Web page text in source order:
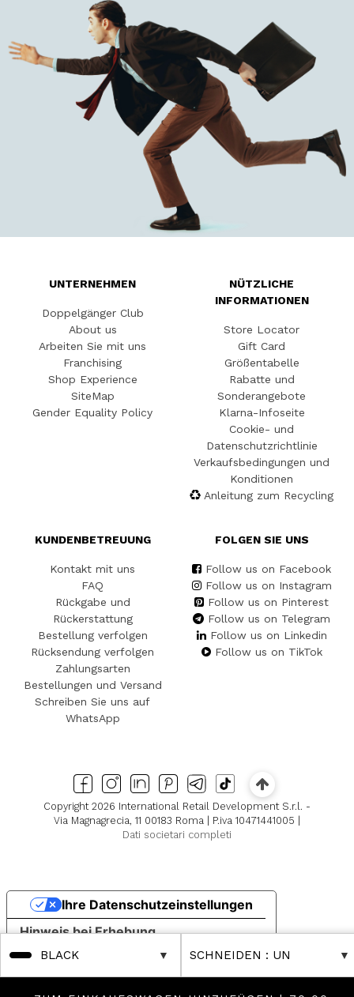
BLACK SCHNEIDEN : UN
UNTERNEHMEN
Doppelgänger Club
About us
Arbeiten Sie mit uns
Franchising
Shop Experience
SiteMap
Gender Equality Policy
NÜTZLICHE
INFORMATIONEN
Store Locator
Gift Card
Größentabelle
Rabatte und
Sonderangebote
Klarna-Infoseite
Cookie- und
Datenschutzrichtlinie
Verkaufsbedingungen und
Konditionen
Anleitung zum Recycling
KUNDENBETREUUNG
Kontakt mit uns
FAQ
Rückgabe und
Rückerstattung
Bestellung verfolgen
Rücksendung verfolgen
Zahlungsarten
Bestellungen und Versand
Schreiben Sie uns auf
WhatsApp
FOLGEN SIE UNS
Follow us on Facebook
Follow us on Instagram
Follow us on Pinterest
Follow us on Telegram
Follow us on Linkedin
Follow us on TikTok
Copyright 2026 International Retail Development S.r.l. -
Via Magnagrecia, 11 00183 Roma | P.iva 10471441005 |
Dati societari completi
Hinweis bei Erhebung
Ihre Datenschutzeinstellungen